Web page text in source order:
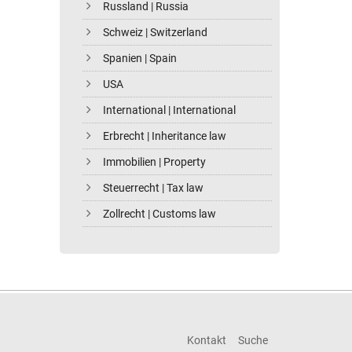
Russland | Russia
Schweiz | Switzerland
Spanien | Spain
USA
International | International
Erbrecht | Inheritance law
Immobilien | Property
Steuerrecht | Tax law
Zollrecht | Customs law
Kontakt Suche